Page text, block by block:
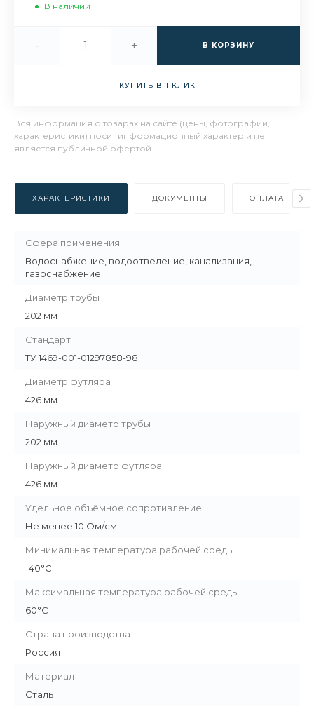
В наличии
- + В КОРЗИНУ
КУПИТЬ В 1 КЛИК
Вся информация о товарах на сайте (цены, фотографии,
характеристики) носит информационный характер и не
является публичной офертой.
ХАРАКТЕРИСТИКИ ДОКУМЕНТЫ ОПЛАТА
Сфера применения
Водоснабжение, водоотведение, канализация,
газоснабжение
Диаметр трубы
202 мм
Стандарт
ТУ 1469-001-01297858-98
Диаметр футляра
426 мм
Наружный диаметр трубы
202 мм
Наружный диаметр футляра
426 мм
Удельное объёмное сопротивление
Не менее 10 Ом/см
Минимальная температура рабочей среды
-40°С
Максимальная температура рабочей среды
60°С
Страна производства
Россия
Материал
Сталь